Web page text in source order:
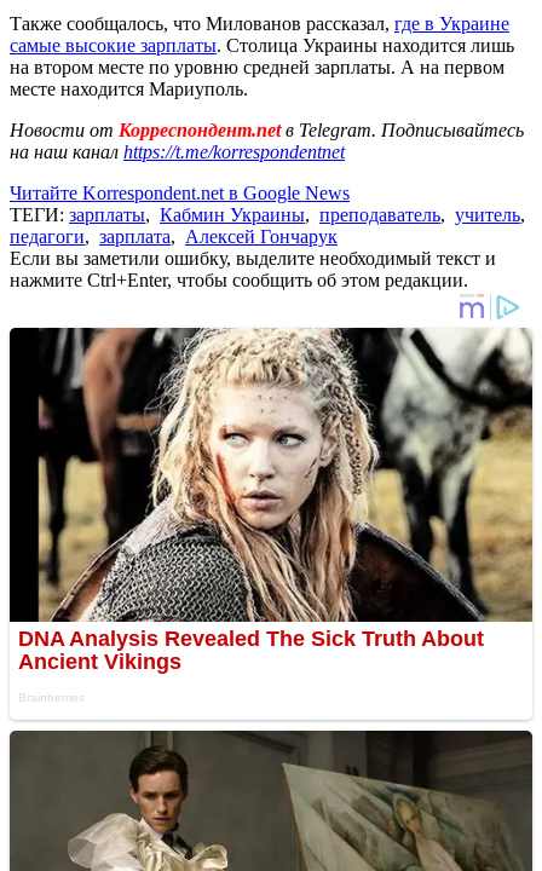
Также сообщалось, что Милованов рассказал, где в Украине
самые высокие зарплаты. Столица Украины находится лишь
на втором месте по уровню средней зарплаты. А на первом
месте находится Мариуполь.
Новости от Корреспондент.netв Telegram. Подписывайтесь
на наш канал https://t.me/korrespondentnet
Читайте Korrespondent.net в Google News
ТЕГИ: зарплаты, Кабмин Украины, преподаватель, учитель,
педагоги, зарплата, Алексей Гончарук
Если вы заметили ошибку, выделите необходимый текст и
нажмите Ctrl+Enter, чтобы сообщить об этом редакции.